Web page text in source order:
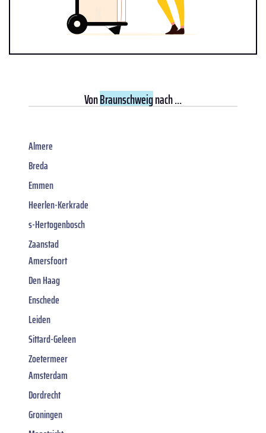
VonBraunschweignach ...
Almere
Breda
Emmen
Heerlen-Kerkrade
s-Hertogenbosch
Zaanstad
Amersfoort
Den Haag
Enschede
Leiden
Sittard-Geleen
Zoetermeer
Amsterdam
Dordrecht
Groningen